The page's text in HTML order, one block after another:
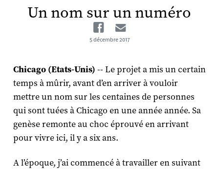
Un nom sur un numéro
Facebook
5 décembre 2017
Chicago (Etats-Unis) -- Le projet a mis un certain
temps à mûrir, avant d’en arriver à vouloir
mettre un nom sur les centaines de personnes
qui sont tuées à Chicago en une année année. Sa
genèse remonte au choc éprouvé en arrivant
pour vivre ici, il y a six ans.
A l’époque, j’ai commencé à travailler en suivant